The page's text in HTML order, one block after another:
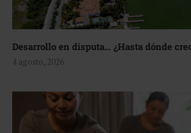
Desarrollo en disputa… ¿Hasta dónde
4 agosto, 2026